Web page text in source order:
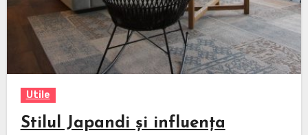
Utile
Stilul Japandi și influența